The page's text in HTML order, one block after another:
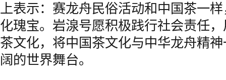
上表示：赛龙舟民俗活动和中国茶一
化瑰宝。岩湶号愿积极践行社会责任
茶文化，将中国茶文化与中华龙舟精
阔的世界舞台。